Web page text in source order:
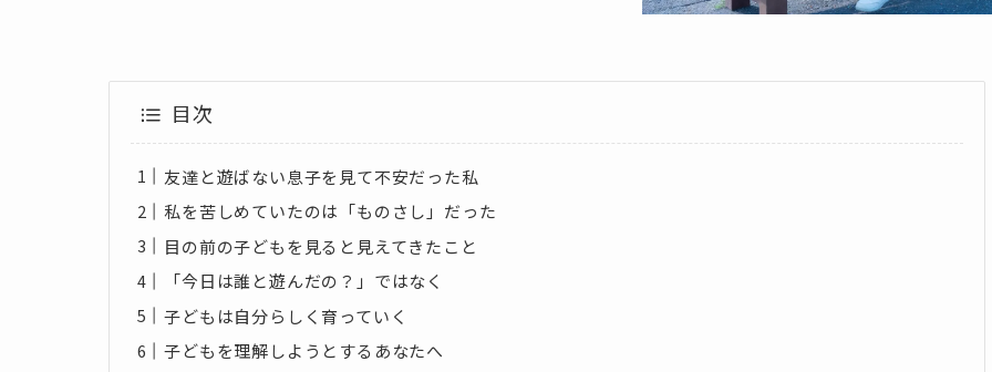
目次
友達と遊ばない息子を見て不安だった私
私を苦しめていたのは「ものさし」だった
目の前の子どもを見ると見えてきたこと
「今日は誰と遊んだの？」ではなく
子どもは自分らしく育っていく
子どもを理解しようとするあなたへ